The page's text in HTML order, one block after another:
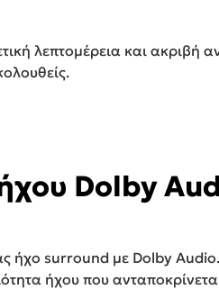
λεπτομέρεια και
Dolby
surround με Dolby Audio.
ήχου που